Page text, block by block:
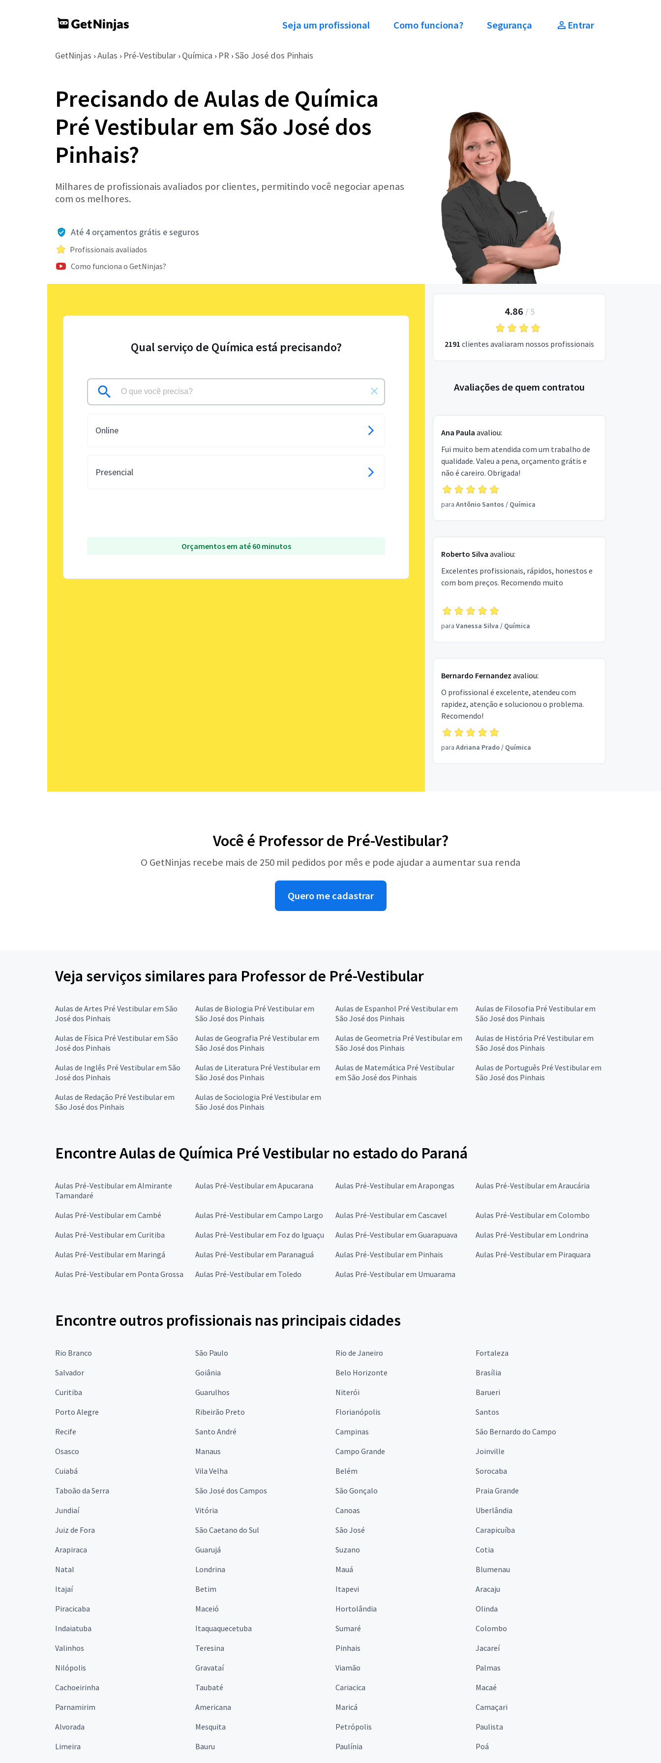
Seja um profissional Como funciona? Segurança Entrar
GetNinjas › Aulas › Pré-Vestibular › Química › PR › São José dos Pinhais
Precisando de Aulas de Química
Pré Vestibular em São José dos
Pinhais?
Milhares de profissionais avaliados por clientes, permitindo você negociar apenas
com os melhores.
Até 4 orçamentos grátis e seguros
Profissionais avaliados
Como funciona o GetNinjas?
Qual serviço de Química está precisando?
Online
Presencial
Orçamentos em até 60 minutos
4.86 / 5
2191 clientes avaliaram nossos profissionais
Avaliações de quem contratou
Ana Paula avaliou:
Fui muito bem atendida com um trabalho de
qualidade. Valeu a pena, orçamento grátis e
não é careiro. Obrigada!
para Antônio Santos / Química
Roberto Silva avaliou:
Excelentes profissionais, rápidos, honestos e
com bom preços. Recomendo muito
para Vanessa Silva / Química
Bernardo Fernandez avaliou:
O profissional é excelente, atendeu com
rapidez, atenção e solucionou o problema.
Recomendo!
para Adriana Prado/ Química
Você é Professor de Pré-Vestibular?
O GetNinjas recebe mais de 250 mil pedidos por mês e pode ajudar a aumentar sua renda
Quero me cadastrar
Veja serviços similares para Professor de Pré-Vestibular
Aulas de Artes Pré Vestibular em São
José dos Pinhais
Aulas de Biologia Pré Vestibular em
São José dos Pinhais
Aulas de Espanhol Pré Vestibular em
São José dos Pinhais
Aulas de Filosofia Pré Vestibular em
São José dos Pinhais
Aulas de Física Pré Vestibular em São
José dos Pinhais
Aulas de Geografia Pré Vestibular em
São José dos Pinhais
Aulas de Geometria Pré Vestibular em
São José dos Pinhais
Aulas de História Pré Vestibular em
São José dos Pinhais
Aulas de Inglês Pré Vestibular em São
José dos Pinhais
Aulas de Literatura Pré Vestibular em
São José dos Pinhais
Aulas de Matemática Pré Vestibular
em São José dos Pinhais
Aulas de Português Pré Vestibular em
São José dos Pinhais
Aulas de Redação Pré Vestibular em
São José dos Pinhais
Aulas de Sociologia Pré Vestibular em
São José dos Pinhais
Encontre Aulas de Química Pré Vestibular no estado do Paraná
Aulas Pré-Vestibular em Almirante
Tamandaré
Aulas Pré-Vestibular em Apucarana Aulas Pré-Vestibular em Arapongas Aulas Pré-Vestibular em Araucária
Aulas Pré-Vestibular em Cambé Aulas Pré-Vestibular em Campo Largo Aulas Pré-Vestibular em Cascavel
Aulas Pré-Vestibular em Colombo
Aulas Pré-Vestibular em Curitiba
Aulas Pré-Vestibular em Foz do Iguaçu Aulas Pré-Vestibular em Guarapuava
Aulas Pré-Vestibular em Londrina
Aulas Pré-Vestibular em Maringá
Aulas Pré-Vestibular em Paranaguá Aulas Pré-Vestibular em Pinhais
Aulas Pré-Vestibular em Piraquara
Aulas Pré-Vestibular em Ponta Grossa
Aulas Pré-Vestibular em Toledo Aulas Pré-Vestibular em Umuarama
Encontre outros profissionais nas principais cidades
Rio Branco São Paulo Rio de Janeiro
Fortaleza
Salvador
Goiânia Belo Horizonte
Brasília
Curitiba
Guarulhos Niterói
Barueri
Porto Alegre
Ribeirão Preto Florianópolis
Santos
Recife
Santo André Campinas
São Bernardo do Campo
Osasco
Manaus Campo Grande
Joinville
Cuiabá
Vila Velha Belém
Sorocaba
Taboão da Serra
São José dos Campos São Gonçalo
Praia Grande
Jundiaí
Vitória Canoas
Uberlândia
Juiz de Fora
São Caetano do Sul São José
Carapicuíba
Arapiraca
Guarujá Suzano
Cotia
Natal
Londrina Mauá
Blumenau
Itajaí
Betim Itapevi
Aracaju
Piracicaba
Maceió Hortolândia
Olinda
Indaiatuba
Itaquaquecetuba Sumaré
Colombo
Valinhos
Teresina Pinhais
Jacareí
Nilópolis
Gravataí Viamão
Palmas
Cachoeirinha
Taubaté Cariacica
Macaé
Parnamirim
Americana Maricá
Camaçari
Alvorada
Mesquita Petrópolis
Paulista
Limeira
Bauru Paulínia
Poá